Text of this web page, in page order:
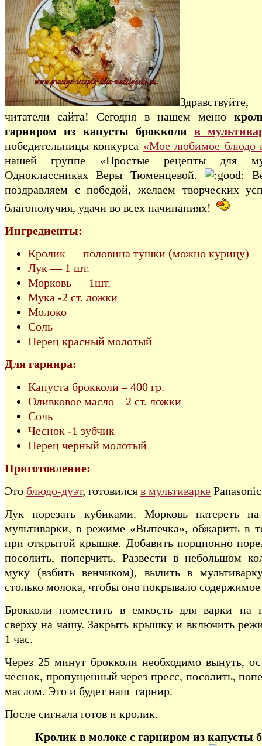
читатели сайта! Сегодня в нашем меню
гарниром из капусты брокколив
победительницы конкурса «Мое любимое блюдо
нашей группе «Простые рецепты для
Одноклассниках Веры Тюменцевой.
поздравляем с победой, желаем творческих
благополучия, удачи во всех начинаниях!
Ингредиенты:
Кролик — половина тушки (можно курицу)
Лук — 1 шт.
Морковь — 1шт.
Мука -2 ст. ложки
Молоко
Соль
Перец красный молотый
Для гарнира:
Капуста брокколи – 400 гр.
Оливковое масло – 2 ст. ложки
Соль
Чеснок -1 зубчик
Перец черный молотый
Приготовление:
Это блюдо-дуэт, готовился в мультиварке
Лук порезать кубиками. Морковь натереть
мультиварки, в режиме «Выпечка», обжарить в
при открытой крышке. Добавить порционно
посолить, поперчить. Развести в небольшом
муку (взбить венчиком), вылить в
столько молока, чтобы оно покрывало
Брокколи поместить в емкость для варки на
сверху на чашу. Закрыть крышку и включить
1 час.
Через 25 минут брокколи необходимо вынуть,
чеснок, пропущенный через пресс, посолить,
маслом. Это и будет наш гарнир.
После сигнала готов и кролик.
Кролик в молоке с гарниром из капусты